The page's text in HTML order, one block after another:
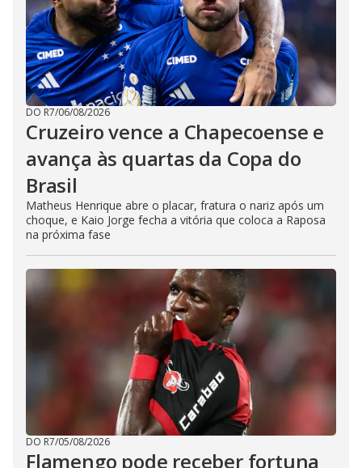
DO R7/06/08/2026
Cruzeiro vence a Chapecoense e
avança às quartas da Copa do
Brasil
Matheus Henrique abre o placar, fratura o nariz após um
choque, e Kaio Jorge fecha a vitória que coloca a Raposa
na próxima fase
DO R7/05/08/2026
Flamengo pode receber fortuna